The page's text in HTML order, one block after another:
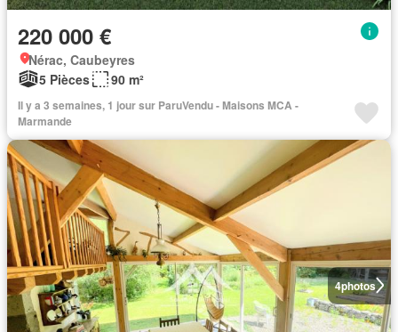
220 000 €
Nérac, Caubeyres
5 Pièces
90 m²
Il y a 3 semaines, 1 jour sur ParuVendu - Maisons MCA -
Marmande
4photos